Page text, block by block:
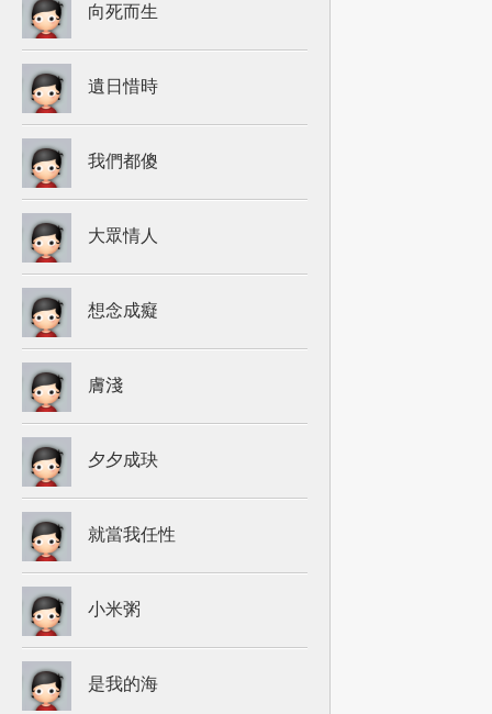
向死而生
遺日惜時
我們都傻
大眾情人
想念成癡
膚淺
夕夕成玦
就當我任性
小米粥
是我的海